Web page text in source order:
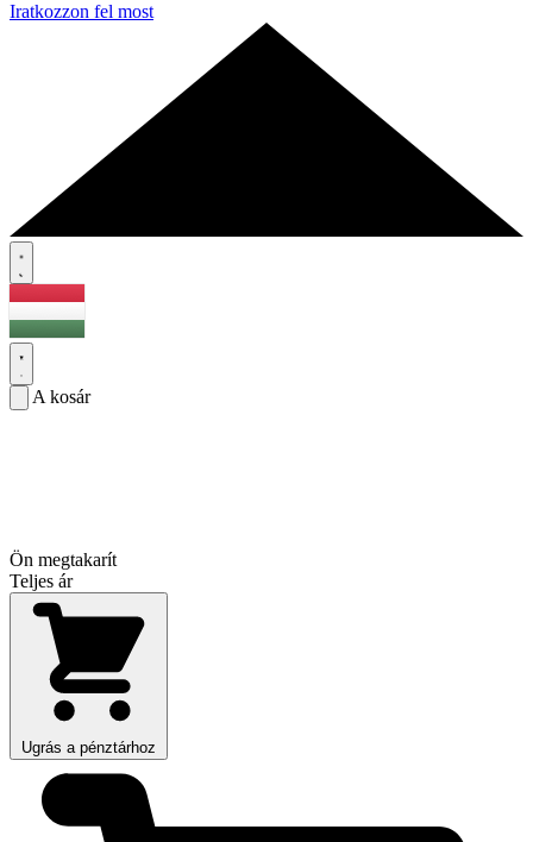
Iratkozzon fel most
A kosár
Ön megtakarít
Teljes ár
Ugrás a pénztárhoz